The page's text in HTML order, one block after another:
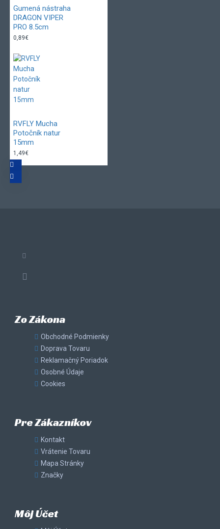
Gumená nástraha
DRAGON VIPER
PRO 8.5cm
0,89€
RVFLY Mucha
Potočník natur
15mm
1,49€
Zo Zákona
Obchodné Podmienky
Doprava Tovaru
Reklamačný Poriadok
Osobné Údaje
Cookies
Pre Zákazníkov
Kontakt
Vrátenie Tovaru
Mapa Stránky
Značky
Môj Účet